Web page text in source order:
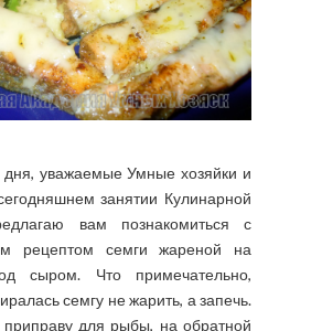
дня, уважаемые Умные хозяйки и
занятии Кулинарной
вам познакомиться с
рецептом семги жареной на
сыром. Что примечательно,
семгу не жарить, а запечь.
приправу для рыбы, на обратной